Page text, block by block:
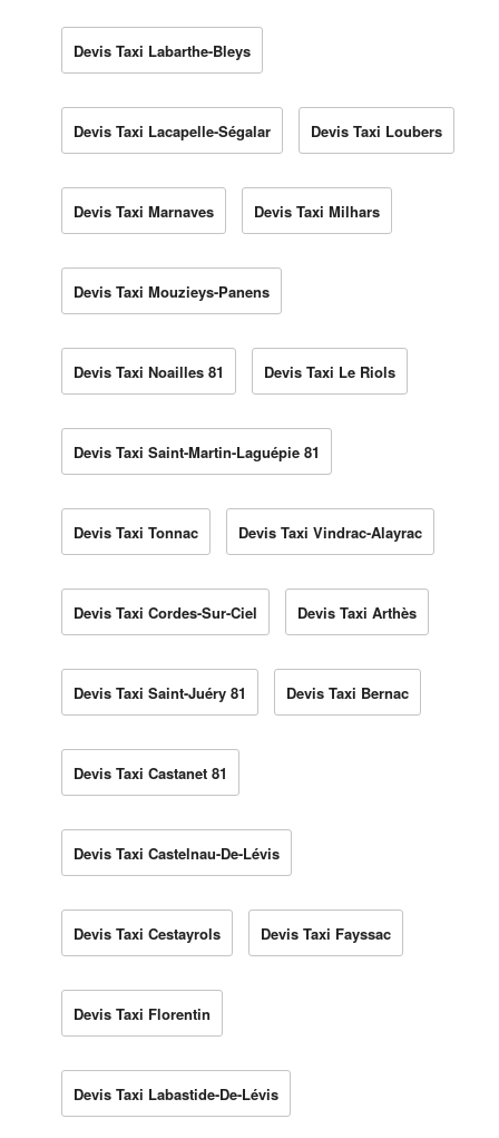
Devis Taxi Labarthe-Bleys
Devis Taxi Lacapelle-Ségalar Devis Taxi Loubers
Devis Taxi Marnaves Devis Taxi Milhars
Devis Taxi Mouzieys-Panens
Devis Taxi Noailles 81 Devis Taxi Le Riols
Devis Taxi Saint-Martin-Laguépie 81
Devis Taxi Tonnac Devis Taxi Vindrac-Alayrac
Devis Taxi Cordes-Sur-Ciel Devis Taxi Arthès
Devis Taxi Saint-Juéry 81 Devis Taxi Bernac
Devis Taxi Castanet 81
Devis Taxi Castelnau-De-Lévis
Devis Taxi Cestayrols Devis Taxi Fayssac
Devis Taxi Florentin
Devis Taxi Labastide-De-Lévis